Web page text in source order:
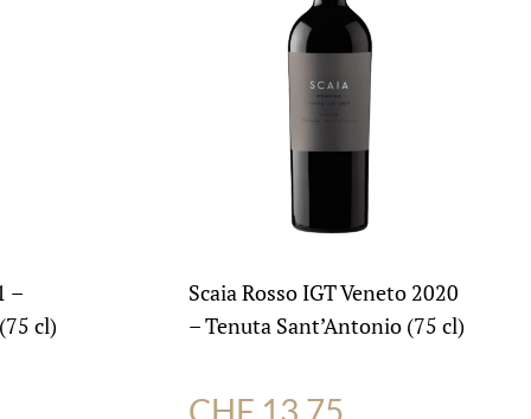
–
cl)
Scaia Rosso IGT Veneto 2020
– Tenuta Sant’Antonio (75 cl)
CHF 13.75